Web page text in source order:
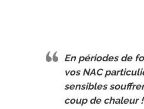
En périodes de
vos NAC
sensibles
coup de chaleur !